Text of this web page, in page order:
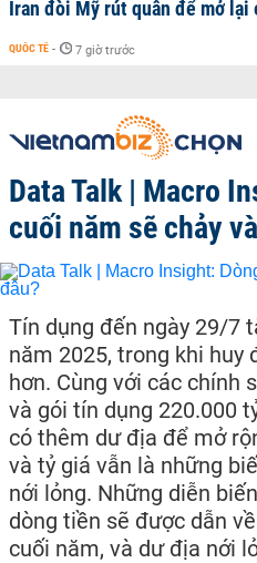
Iran đòi Mỹ rút quân để mở lại
QUỐC TẾ - 7 giờ trước
Data Talk | Macro
cuối năm sẽ chảy
Tín dụng đến ngày 29/7
năm 2025, trong khi huy
hơn. Cùng với các chính
và gói tín dụng 220.000
có thêm dư địa để mở
và tỷ giá vẫn là những
nới lỏng. Những diễn
dòng tiền sẽ được dẫn
cuối năm, và dư địa nới